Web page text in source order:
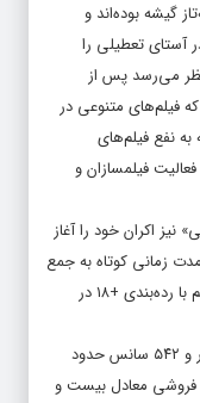
گیشه بوده‌اند و
آستای تعطیلی را
می‌رسد پس از
دارد که فیلم‌های متنوعی در
نفع فیلم‌های
فیلمسازان و
نیز اکران خود را آغاز
زمانی کوتاه به جمع
«فیلم‌های نفروش!» اضافه خواهد شد. هر ۲ فیلم با رده‌بندی +۱۸ در
باکس اکران در هفته گذشته توانست در ۱۶ هزار و ۵۴۲ سانس حدود
و به فروشی معادل بیست و